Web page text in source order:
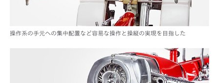
操作系の手元への集中配置など容易な操作と操縦の実現を目指した